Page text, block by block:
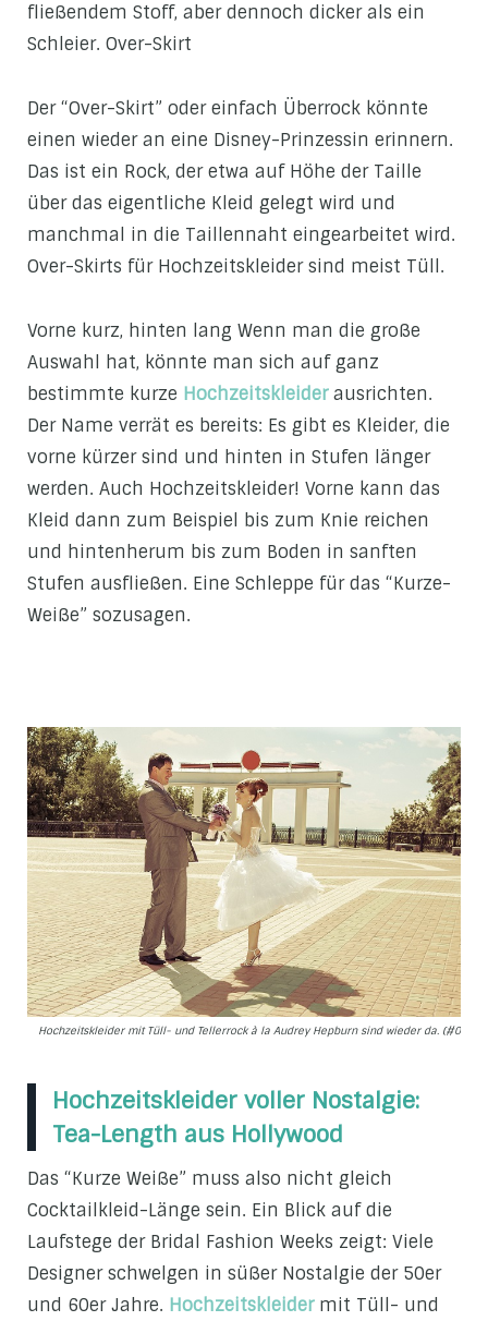
fließendem Stoff, aber dennoch dicker als ein
Schleier. Over-Skirt
Der “Over-Skirt” oder einfach Überrock könnte
einen wieder an eine Disney-Prinzessin erinnern.
Das ist ein Rock, der etwa auf Höhe der Taille
über das eigentliche Kleid gelegt wird und
manchmal in die Taillennaht eingearbeitet wird.
Over-Skirts für Hochzeitskleider sind meist Tüll.
Vorne kurz, hinten lang Wenn man die große
Auswahl hat, könnte man sich auf ganz
bestimmte kurze Hochzeitskleiderausrichten.
Der Name verrät es bereits: Es gibt es Kleider, die
vorne kürzer sind und hinten in Stufen länger
werden. Auch Hochzeitskleider! Vorne kann das
Kleid dann zum Beispiel bis zum Knie reichen
und hintenherum bis zum Boden in sanften
Stufen ausfließen. Eine Schleppe für das “Kurze-
Weiße” sozusagen.
Hochzeitskleider mit Tüll- und Tellerrock à la Audrey Hepburn sind wieder da. (#08)
Hochzeitskleider voller Nostalgie:
Tea-Length aus Hollywood
Das “Kurze Weiße” muss also nicht gleich
Cocktailkleid-Länge sein. Ein Blick auf die
Laufstege der Bridal Fashion Weeks zeigt: Viele
Designer schwelgen in süßer Nostalgie der 50er
und 60er Jahre. Hochzeitskleidermit Tüll- und